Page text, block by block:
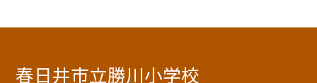
春日井市立勝川小学校